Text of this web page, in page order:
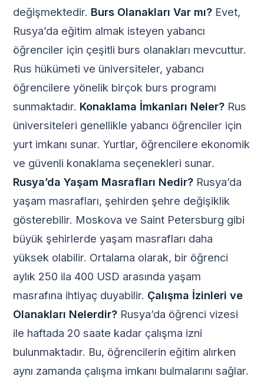
değişmektedir. Burs Olanakları Var mı? Evet,
Rusya’da eğitim almak isteyen yabancı
öğrenciler için çeşitli burs olanakları mevcuttur.
Rus hükümeti ve üniversiteler, yabancı
öğrencilere yönelik birçok burs programı
sunmaktadır. Konaklama İmkanları Neler? Rus
üniversiteleri genellikle yabancı öğrenciler için
yurt imkanı sunar. Yurtlar, öğrencilere ekonomik
ve güvenli konaklama seçenekleri sunar.
Rusya’da Yaşam Masrafları Nedir? Rusya’da
yaşam masrafları, şehirden şehre değişiklik
gösterebilir. Moskova ve Saint Petersburg gibi
büyük şehirlerde yaşam masrafları daha
yüksek olabilir. Ortalama olarak, bir öğrenci
aylık 250 ila 400 USD arasında yaşam
masrafına ihtiyaç duyabilir. Çalışma İzinleri ve
Olanakları Nelerdir? Rusya’da öğrenci vizesi
ile haftada 20 saate kadar çalışma izni
bulunmaktadır. Bu, öğrencilerin eğitim alırken
aynı zamanda çalışma imkanı bulmalarını sağlar.